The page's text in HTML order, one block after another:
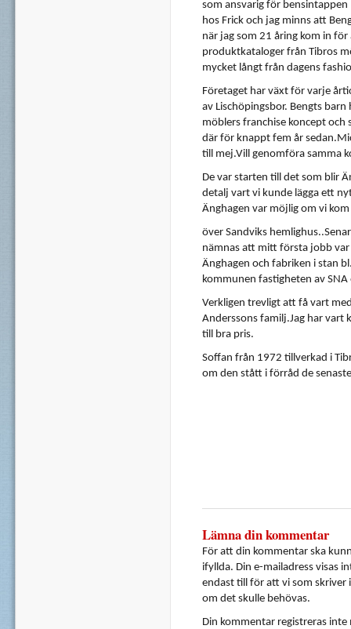
som ansvarig för bensintappen
hos Frick och jag minns att
när jag som 21 åring kom in för
produktkataloger från Tibros
mycket långt från dagens
Företaget har växt för varje
av Lischöpingsbor. Bengts barn
möblers franchise koncept och
där för knappt fem år
till mej.Vill genomföra samma
De var starten till det som blir
detalj vart vi kunde lägga ett
Änghagen var möjlig om vi kom
över Sandviks
nämnas att mitt första jobb var
Änghagen och fabriken i stan
kommunen fastigheten av SNA
Verkligen trevligt att få vart
Anderssons familj.Jag har vart
till bra pris.
Soffan från 1972 tillverkad i
om den stått i förråd de senaste
Lämna din kommentar
För att din kommentar ska
ifyllda. Din e-mailadress visas
endast till för att vi som skriver
om det skulle behövas.
Din kommentar registreras